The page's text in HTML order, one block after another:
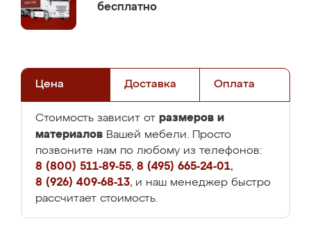
бесплатно
Цена Доставка Оплата
Стоимость зависит от размеров и
материалов Вашей мебели. Просто
позвоните нам по любому из телефонов:
8 (800) 511-89-55, 8 (495) 665-24-01,
8 (926) 409-68-13, и наш менеджер быстро
рассчитает стоимость.